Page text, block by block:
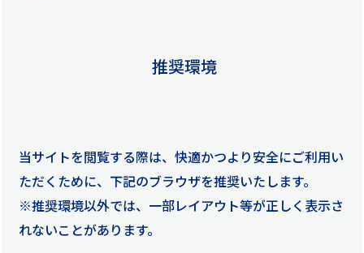
推奨環境
当サイトを閲覧する際は、快適かつより安全にご利用い
ただくために、下記のブラウザを推奨いたします。
※推奨環境以外では、一部レイアウト等が正しく表示さ
れないことがあります。